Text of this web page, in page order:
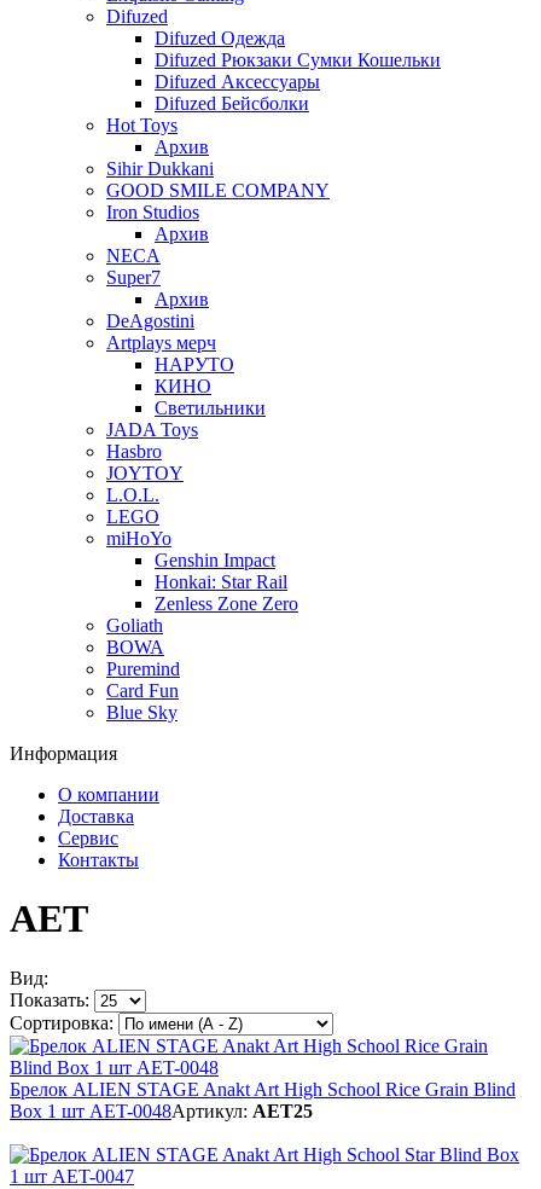
Difuzed
Difuzed Одежда
Difuzed Рюкзаки Сумки Кошельки
Difuzed Аксессуары
Difuzed Бейсболки
Hot Toys
Архив
Sihir Dukkani
GOOD SMILE COMPANY
Iron Studios
Архив
NECA
Super7
Архив
DeAgostini
Artplays мерч
НАРУТО
КИНО
Светильники
JADA Toys
Hasbro
JOYTOY
L.O.L.
LEGO
miHoYo
Genshin Impact
Honkai: Star Rail
Zenless Zone Zero
Goliath
BOWA
Puremind
Card Fun
Blue Sky
Информация
О компании
Доставка
Сервис
Контакты
AET
Вид:
Показать:
Сортировка:
Брелок ALIEN STAGE Anakt Art High School Rice Grain Blind
Box 1 шт AET-0048Артикул: AET25